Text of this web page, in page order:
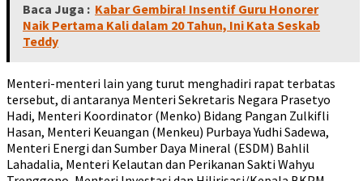
Baca Juga : Kabar Gembira! Insentif Guru Honorer
Naik Pertama Kali dalam 20 Tahun, Ini Kata Seskab
Teddy
Menteri-menteri lain yang turut menghadiri rapat terbatas
tersebut, di antaranya Menteri Sekretaris Negara Prasetyo
Hadi, Menteri Koordinator (Menko) Bidang Pangan Zulkifli
Hasan, Menteri Keuangan (Menkeu) Purbaya Yudhi Sadewa,
Menteri Energi dan Sumber Daya Mineral (ESDM) Bahlil
Lahadalia, Menteri Kelautan dan Perikanan Sakti Wahyu